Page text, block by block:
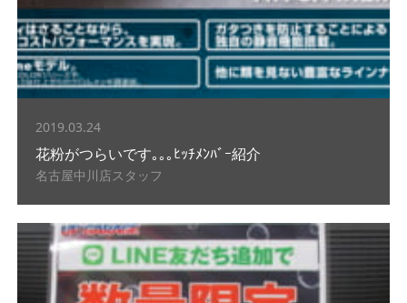
2019.03.24
花粉がつらいです｡｡｡ﾋｯﾁﾒﾝﾊﾞｰ紹介
名古屋中川店スタッフ